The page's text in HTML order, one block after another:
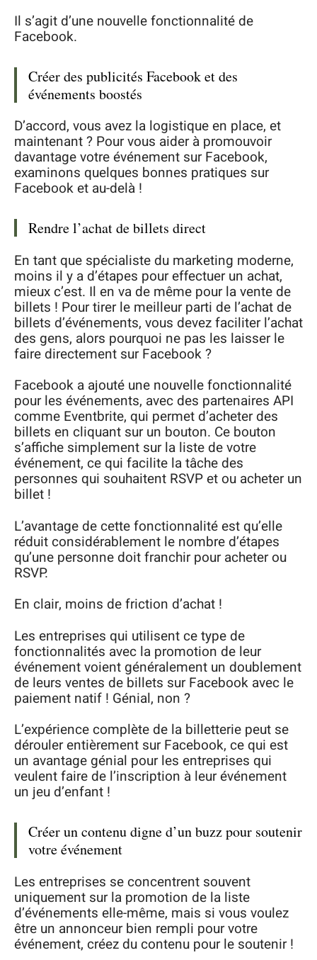
Il s’agit d’une nouvelle fonctionnalité de
Facebook.
Créer des publicités Facebook et des
événements boostés
D’accord, vous avez la logistique en place, et
maintenant ? Pour vous aider à promouvoir
davantage votre événement sur Facebook,
examinons quelques bonnes pratiques sur
Facebook et au-delà !
Rendre l’achat de billets direct
En tant que spécialiste du marketing moderne,
moins il y a d’étapes pour effectuer un achat,
mieux c’est. Il en va de même pour la vente de
billets ! Pour tirer le meilleur parti de l’achat de
billets d’événements, vous devez faciliter l’achat
des gens, alors pourquoi ne pas les laisser le
faire directement sur Facebook ?
Facebook a ajouté une nouvelle fonctionnalité
pour les événements, avec des partenaires API
comme Eventbrite, qui permet d’acheter des
billets en cliquant sur un bouton. Ce bouton
s’affiche simplement sur la liste de votre
événement, ce qui facilite la tâche des
personnes qui souhaitent RSVP et ou acheter un
billet !
L’avantage de cette fonctionnalité est qu’elle
réduit considérablement le nombre d’étapes
qu’une personne doit franchir pour acheter ou
RSVP.
En clair, moins de friction d’achat !
Les entreprises qui utilisent ce type de
fonctionnalités avec la promotion de leur
événement voient généralement un doublement
de leurs ventes de billets sur Facebook avec le
paiement natif ! Génial, non ?
L’expérience complète de la billetterie peut se
dérouler entièrement sur Facebook, ce qui est
un avantage génial pour les entreprises qui
veulent faire de l’inscription à leur événement
un jeu d’enfant !
Créer un contenu digne d’un buzz pour soutenir
votre événement
Les entreprises se concentrent souvent
uniquement sur la promotion de la liste
d’événements elle-même, mais si vous voulez
être un annonceur bien rempli pour votre
événement, créez du contenu pour le soutenir !